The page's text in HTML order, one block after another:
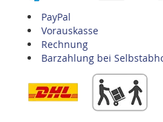
PayPal
Vorauskasse
Rechnung
Barzahlung bei